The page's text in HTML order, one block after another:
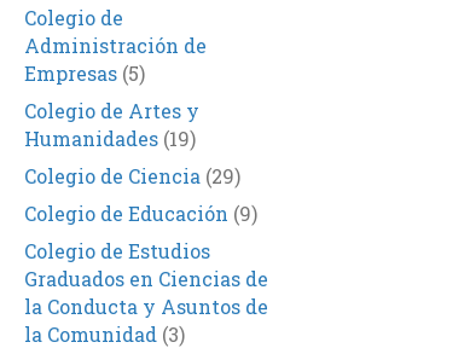
Colegio de
Administración de
Empresas(5)
Colegio de Artes y
Humanidades(19)
Colegio de Ciencia (29)
Colegio de Educación (9)
Colegio de Estudios
Graduados en Ciencias de
la Conducta y Asuntos de
la Comunidad (3)